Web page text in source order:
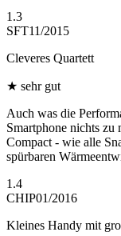
1.3
SFT11/2015
Cleveres Quartett
★ sehr gut
Auch was die
Smartphone nichts zu
Compact - wie alle
spürbaren
1.4
CHIP01/2016
Kleines Handy mit